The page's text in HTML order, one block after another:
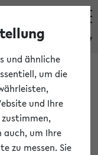
eKVV
Ihrer eKVV
und ähnliche
um die
und Ihre
zustimmen,
auch, um Ihre
zu messen. Sie